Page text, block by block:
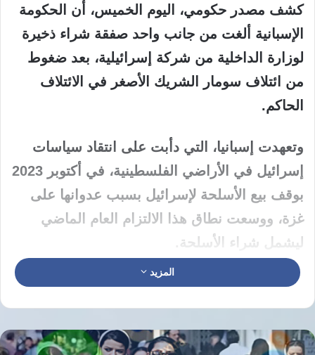
كشف مصدر حكومي، اليوم الخميس، أن الحكومة
الإسبانية ألغت من جانب واحد صفقة شراء ذخيرة
لوزارة الداخلية من شركة إسرائيلية، بعد ضغوط
من ائتلاف سومار الشريك الأصغر في الائتلاف
الحاكم.
وتعهدت إسبانيا، التي دأبت على انتقاد سياسات
إسرائيل في الأراضي الفلسطينية، في أكتوبر 2023
بوقف بيع الأسلحة لإسرائيل بسبب عدوانها على
غزة، ووسعت نطاق هذا الالتزام العام الماضي
ليشمل شراء الأسلحة.
ودعا رئيس الوزراء بيدرو سانشيز، المجتمع الدولي
في أكتوبر الماضي إلى التوقف عن بيع أسلحة
لإسرائيل، بسبب هجمات تعرضت لها قوة الأمم
المزيد